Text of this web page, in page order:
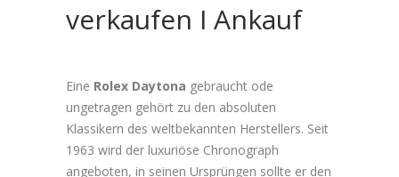
verkaufen I Ankauf
Eine Rolex Daytona gebraucht ode
ungetragen gehört zu den absoluten
Klassikern des weltbekannten Herstellers. Seit
1963 wird der luxuriöse Chronograph
angeboten, in seinen Ursprüngen sollte er den